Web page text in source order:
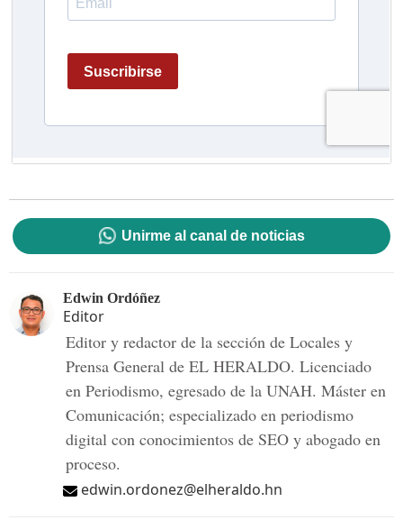
Unirme al canal de noticias
Edwin Ordóñez
Editor
Editor y redactor de la sección de Locales y
Prensa General de EL HERALDO. Licenciado
en Periodismo, egresado de la UNAH. Máster en
Comunicación; especializado en periodismo
digital con conocimientos de SEO y abogado en
proceso.
edwin.ordonez@elheraldo.hn